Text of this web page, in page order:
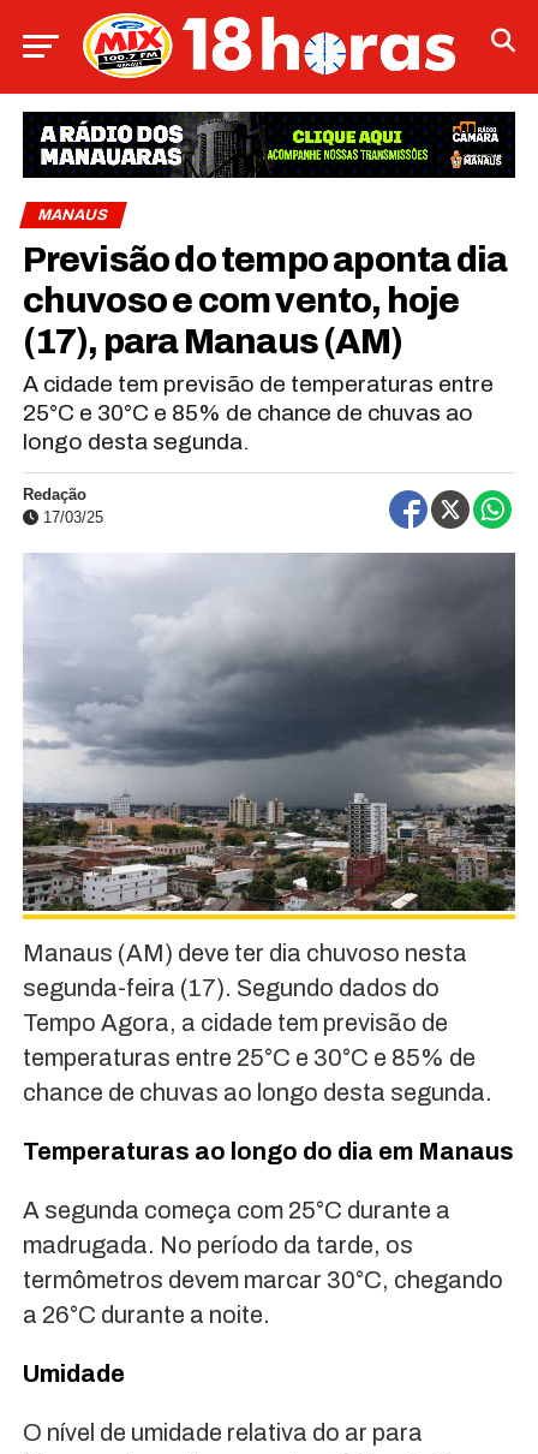
MANAUS
Previsão do tempo aponta dia
chuvoso e com vento, hoje
(17), para Manaus (AM)
A cidade tem previsão de temperaturas entre
25°C e 30°C e 85% de chance de chuvas ao
longo desta segunda.
Redação
17/03/25
Manaus (AM) deve ter dia chuvoso nesta
segunda-feira (17). Segundo dados do
Tempo Agora, a cidade tem previsão de
temperaturas entre 25°C e 30°C e 85% de
chance de chuvas ao longo desta segunda.
Temperaturas ao longo do dia em Manaus
A segunda começa com 25°C durante a
madrugada. No período da tarde, os
termômetros devem marcar 30°C, chegando
a 26°C durante a noite.
Umidade
O nível de umidade relativa do ar para